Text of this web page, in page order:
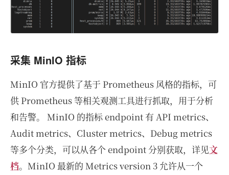
采集 MinIO 指标
MinIO 官方提供了基于 Prometheus 风格的指标，可
供 Prometheus 等相关观测工具进行抓取，用于分析
和告警。 MinIO 的指标 endpoint 有 API metrics、
Audit metrics、Cluster metrics、Debug metrics
等多个分类，可以从各个 endpoint 分别获取，详见文
档。MinIO 最新的 Metrics version 3 允许从一个